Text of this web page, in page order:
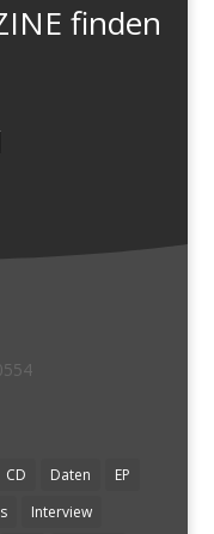
finden
CD Daten
EP
Interview